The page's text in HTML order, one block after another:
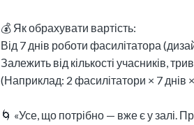
💰 Як обрахувати вартість:
Від 7 днів роботи фасилітатора
Залежить від кількості учасників,
(Наприклад: 2 фасилітатори × 7 днів
🌀 «Усе, що потрібно — вже є у залі.